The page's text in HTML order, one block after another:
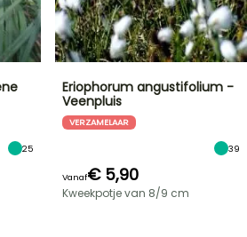
25
Eriophorum angustifolium -
Veenpluis
VERZAMELAAR
39
Vanaf€ 5,90
Kweekpotje van 8/9 cm